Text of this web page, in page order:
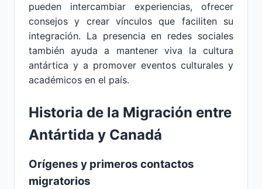
pueden intercambiar experiencias, ofrecer
consejos y crear vínculos que faciliten su
integración. La presencia en redes sociales
también ayuda a mantener viva la cultura
antártica y a promover eventos culturales y
académicos en el país.
Historia de la Migración entre
Antártida y Canadá
Orígenes y primeros contactos
migratorios